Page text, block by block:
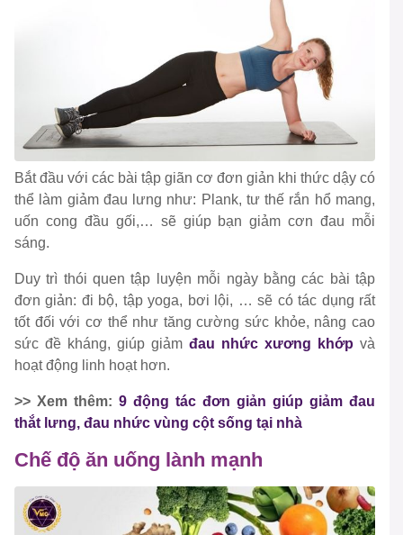
Bắt đầu với các bài tập giãn cơ đơn giản khi thức dậy có
thể làm giảm đau lưng như: Plank, tư thế rắn hổ mang,
uốn cong đầu gối,… sẽ giúp bạn giảm cơn đau mỗi
sáng.
Duy trì thói quen tập luyện mỗi ngày bằng các bài tập
đơn giản: đi bộ, tập yoga, bơi lội, … sẽ có tác dụng rất
tốt đối với cơ thể như tăng cường sức khỏe, nâng cao
sức đề kháng, giúp giảm đau nhức xương khớp và
hoạt động linh hoạt hơn.
>> Xem thêm: 9 động tác đơn giản giúp giảm đau
thắt lưng, đau nhức vùng cột sống tại nhà
Chế độ ăn uống lành mạnh